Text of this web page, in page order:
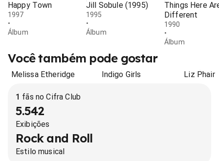
Happy Town
1997
•
Álbum
Jill Sobule (1995)
1995
•
Álbum
Things Here
Different
1990
•
Álbum
Você também pode gostar
Melissa Etheridge Indigo Girls Liz Phair
1 fãs no Cifra Club
5.542
Exibições
Rock and Roll
Estilo musical